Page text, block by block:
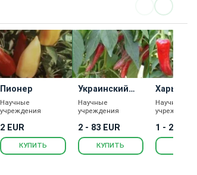
Пионер
Научные
учреждения
2 EUR
КУПИТЬ
Украинский
гиркий
Научные
учреждения
2 - 83 EUR
КУПИТЬ
Научные
учреждения
1 - 21 EUR